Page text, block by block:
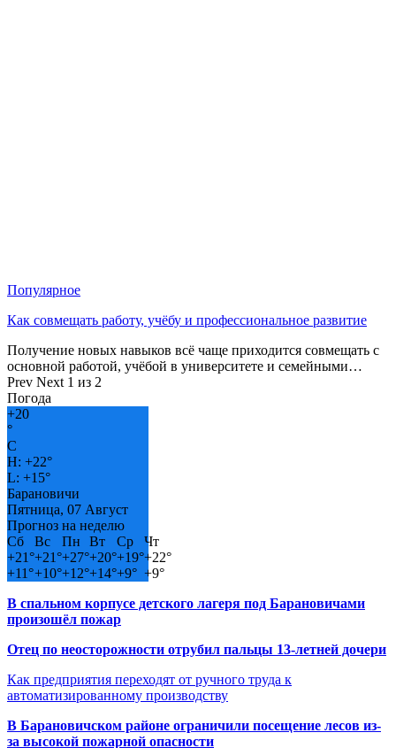
Популярное
Как совмещать работу, учёбу и профессиональное развитие
Получение новых навыков всё чаще приходится совмещать с
основной работой, учёбой в университете и семейными…
Prev Next 1 из 2
Погода
+20
°
C
H: +22°
L: +15°
Барановичи
Пятница, 07 Август
Прогноз на неделю
Сб
Вс Пн Вт Ср
Чт
+21°+21°+27°+20°+19°+22°
+11°+10°+12°+14°+9° +9°
В спальном корпусе детского лагеря под Барановичами
произошёл пожар
Отец по неосторожности отрубил пальцы 13-летней дочери
Как предприятия переходят от ручного труда к
автоматизированному производству
В Барановичском районе ограничили посещение лесов из-
за высокой пожарной опасности